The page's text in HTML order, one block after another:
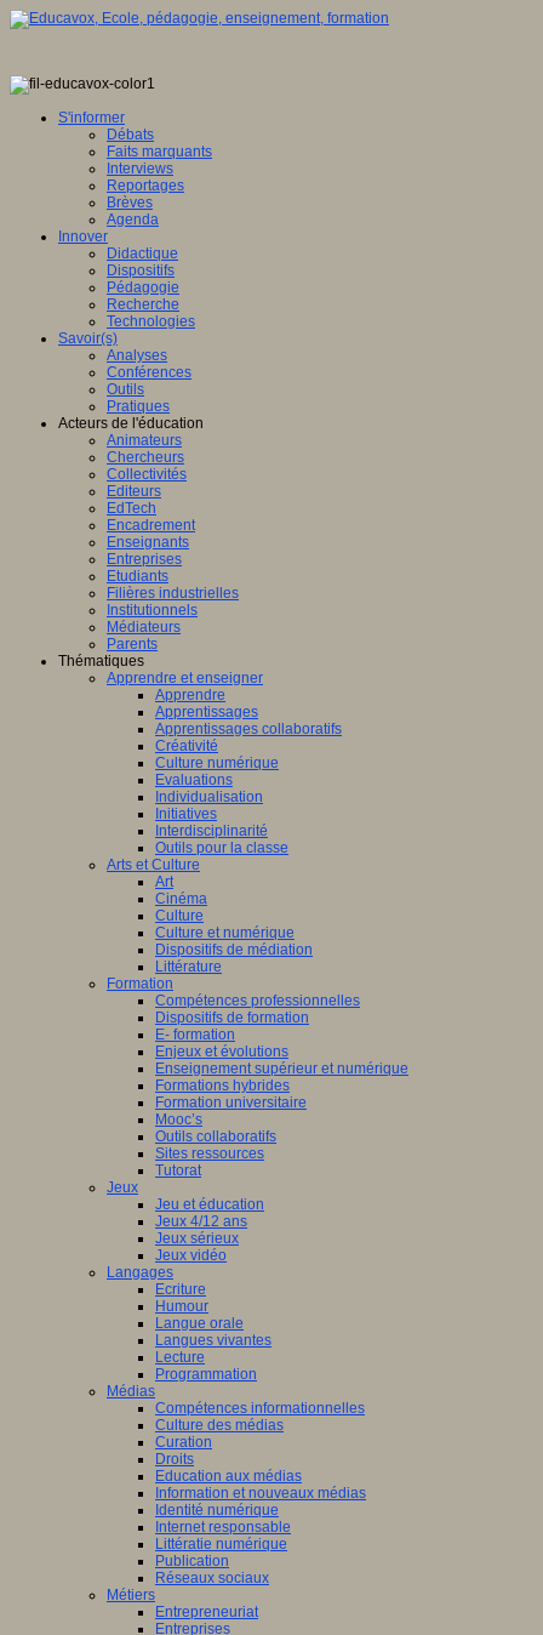
S'informer
Débats
Faits marquants
Interviews
Reportages
Brèves
Agenda
Innover
Didactique
Dispositifs
Pédagogie
Recherche
Technologies
Savoir(s)
Analyses
Conférences
Outils
Pratiques
Acteurs de l'éducation
Animateurs
Chercheurs
Collectivités
Editeurs
EdTech
Encadrement
Enseignants
Entreprises
Etudiants
Filières industrielles
Institutionnels
Médiateurs
Parents
Thématiques
Apprendre et enseigner
Apprendre
Apprentissages
Apprentissages collaboratifs
Créativité
Culture numérique
Evaluations
Individualisation
Initiatives
Interdisciplinarité
Outils pour la classe
Arts et Culture
Art
Cinéma
Culture
Culture et numérique
Dispositifs de médiation
Littérature
Formation
Compétences professionnelles
Dispositifs de formation
E- formation
Enjeux et évolutions
Enseignement supérieur et numérique
Formations hybrides
Formation universitaire
Mooc’s
Outils collaboratifs
Sites ressources
Tutorat
Jeux
Jeu et éducation
Jeux 4/12 ans
Jeux sérieux
Jeux vidéo
Langages
Ecriture
Humour
Langue orale
Langues vivantes
Lecture
Programmation
Médias
Compétences informationnelles
Culture des médias
Curation
Droits
Education aux médias
Information et nouveaux médias
Identité numérique
Internet responsable
Littératie numérique
Publication
Réseaux sociaux
Métiers
Entrepreneuriat
Entreprises